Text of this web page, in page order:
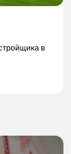
в